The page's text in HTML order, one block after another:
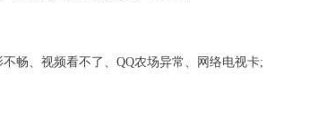
、视频看不了、QQ农场异常、网络电视卡;